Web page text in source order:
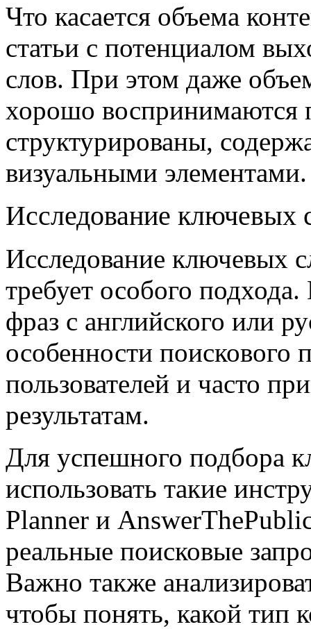
Что касается объема
статьи с потенциалом
слов. При этом даже
хорошо воспринимаются
структурированы,
визуальными элементами.
Исследование ключевых
Исследование ключевых
требует особого
фраз с английского или
особенности поискового
пользователей и часто
результатам.
Для успешного подбора
использовать такие
Planner и
реальные поисковые
Важно также
чтобы понять, какой тип